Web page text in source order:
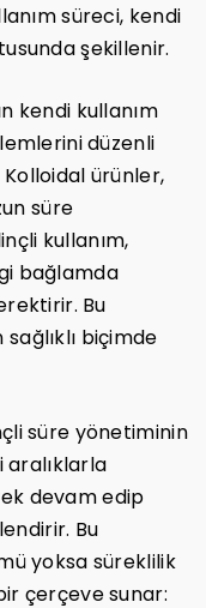
süreci, kendi
şekillenir.
kendi kullanım
düzenli
ürünler,
süre
kullanım,
bağlamda
Bu
biçimde
süre yönetiminin
aralıklarla
devam edip
Bu
yoksa süreklilik
çerçeve sunar: